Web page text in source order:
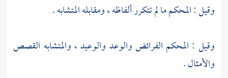
وقيل : المحكم ما لم تتكرر ألفاظه ، ومقابله المتشابه .
وقيل : المحكم الفرائض والوعد والوعيد ، والمتشابه القصص
والأمثال .